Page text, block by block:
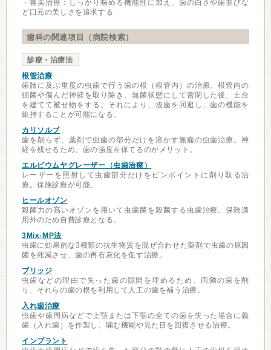
・審美治療：しっかり噛める機能性に加え、歯の白さや歯並びな
ど口元の美しさを追求する
歯科の関連項目（病院検索）
診療・治療法
根管治療
歯髄に及ぶ重度の虫歯で行う歯の根（根管内）の治療。根管内の
細菌や傷んだ神経を取り除き、無菌状態にして密閉した後、土台
を建てて被せ物をする。それにより、抜歯を回避し、歯の機能を
維持することが可能になる。
カリソルブ
歯を削らず、薬剤で虫歯の部分だけを溶かす無痛の虫歯治療。神
経を残せるため、歯の強度を保てるのがメリット。
エルビウムヤグレーザー（虫歯治療）
レーザーを照射して虫歯部分だけをピンポイントに削り取る治
療。保険診療が可能。
ヒールオゾン
殺菌力の高いオゾンを用いて虫歯菌を殺菌する虫歯治療。保険適
用外のため自費診療となる。
3Mix-MP法
虫歯に効果的な3種類の抗生物質を混ぜ合わせた薬剤で虫歯の原因
菌を死滅させ、歯の再石灰化を促す治療。
ブリッジ
虫歯などの理由で失った歯の隙間を埋めるため、両隣の歯を削
り、それらの歯の根を利用して人工の歯を補う治療。
入れ歯治療
虫歯や歯周病などで上顎または下顎の全ての歯を失った場合に義
歯（入れ歯）を作製し、噛む機能や見た目を回復させる治療。
インプラント